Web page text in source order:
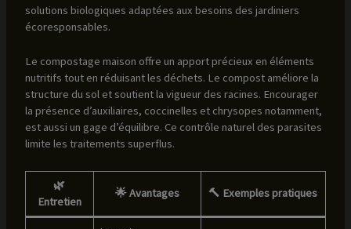
solutions biologiques adaptées aux besoins des jardiniers
écoresponsables.
Le compostage maison offre un apport précieux en éléments
nutritifs tout en réduisant les déchets. Le compost améliore la
structure du sol et soutient la vigueur des racines. Encourager
la présence d’auxiliaires, coccinelles et chrysopes notamment,
est aussi un gage d’équilibre. Ce contrôle naturel des parasites
limite les traitements superflus.
🌿
Entretien
🌟 Avantages 🔨 Exemples pratiques